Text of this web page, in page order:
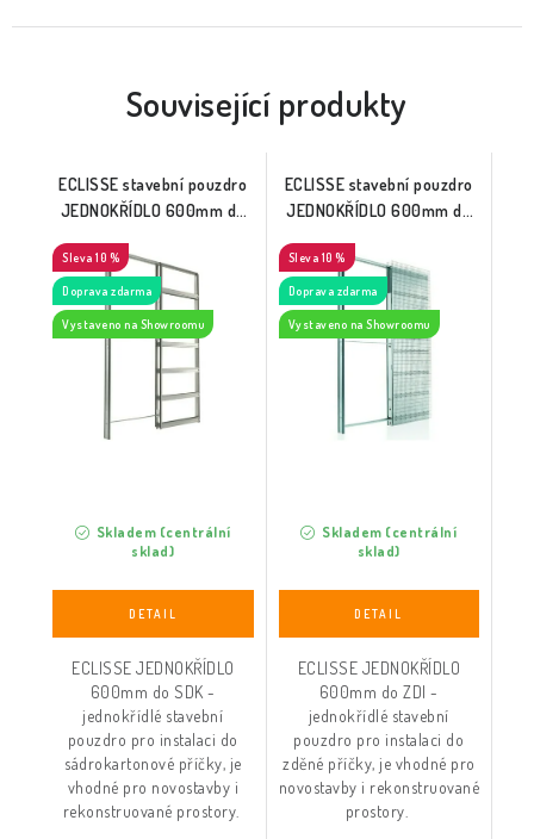
Související produkty
ECLISSE stavební pouzdro
JEDNOKŘÍDLO 600mm do
10 %
Doprava zdarma
Vystaveno na Showroomu
Skladem (centrální
sklad)
ECLISSE JEDNOKŘÍDLO
600mm do SDK -
jednokřídlé stavební
pouzdro pro instalaci do
sádrokartonové příčky, je
vhodné pro novostavby i
rekonstruované prostory.
ECLISSE stavební pouzdro
JEDNOKŘÍDLO 600mm do
10 %
Doprava zdarma
Vystaveno na Showroomu
Skladem (centrální
sklad)
ECLISSE JEDNOKŘÍDLO
600mm do ZDI -
jednokřídlé stavební
pouzdro pro instalaci do
zděné příčky, je vhodné pro
novostavby i rekonstruované
prostory.